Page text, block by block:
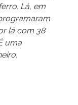
Lá, em
lá com 38
uma